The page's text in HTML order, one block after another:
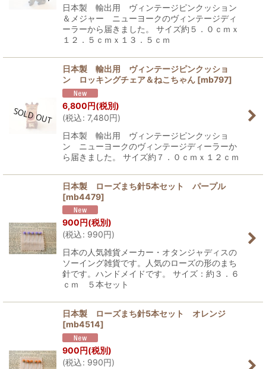
日本製 輸出用 ヴィンテージピンクッション
＆メジャー ニューヨークのヴィンテージディ
ーラーから届きました。 サイズ約５．０ｃｍｘ
１２．５ｃｍｘ１３．５ｃｍ
日本製 輸出用 ヴィンテージピンクッショ
ン ロッキングチェア＆ねこちゃん [mb797]
6,800円(税別)
(税込: 7,480円)
日本製 輸出用 ヴィンテージピンクッショ
ン ニューヨークのヴィンテージディーラーか
ら届きました。 サイズ約７．０ｃｍｘ１２ｃｍ
日本製 ローズまち針5本セット パープル
[mb4479]
900円(税別)
(税込: 990円)
日本の人気雑貨メーカー・オタンジャディスの
ソーイング雑貨です。人気のローズの形のまち
針です。ハンドメイドです。 サイズ：約３．６
ｃｍ ５本セット
日本製 ローズまち針5本セット オレンジ
[mb4514]
900円(税別)
(税込: 990円)